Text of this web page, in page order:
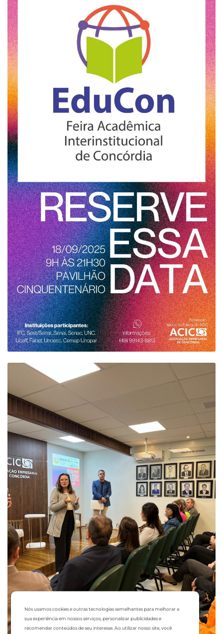
Nós usamos cookies e outras tecnologias semelhantes para melhorar a
sua experiência em nossos serviços, personalizar publicidades e
recomendar conteúdos de seu interesse. Ao utilizar nosso site, você